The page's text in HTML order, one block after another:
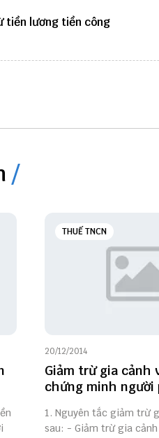
tiền lương tiền công
THUẾ TNCN
20/12/2014
Giảm trừ gia cảnh
chứng minh
1. Nguyên tắc giảm trừ
sau: - Giảm trừ gia